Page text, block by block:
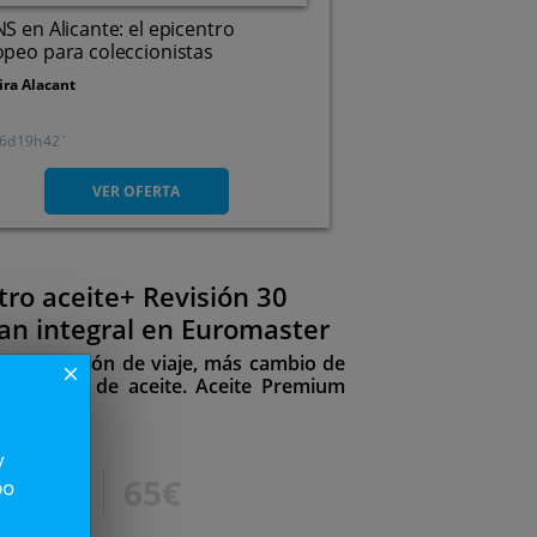
en Alicante: el epicentro
para coleccionistas
Alacant
Carretera N-340, Km 731,
3320. Elche/elx. Alicante
19 42
VER OFERTA
aceite+ Revisión 30
integral en Euromaster
revisión de viaje, más cambio de
filtro de aceite. Aceite Premium
195€
close